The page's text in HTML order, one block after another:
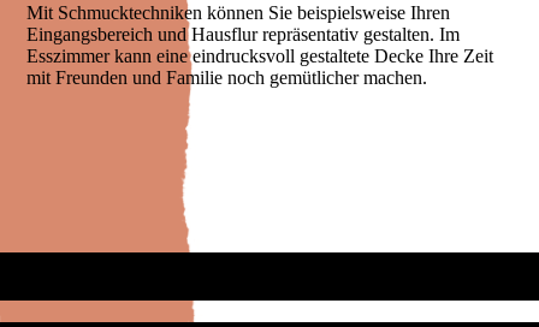
Mit Schmucktechniken können Sie beispielsweise Ihren
Eingangsbereich und Hausflur repräsentativ gestalten. Im
Esszimmer kann eine eindrucksvoll gestaltete Decke Ihre Zeit
mit Freunden und Familie noch gemütlicher machen.